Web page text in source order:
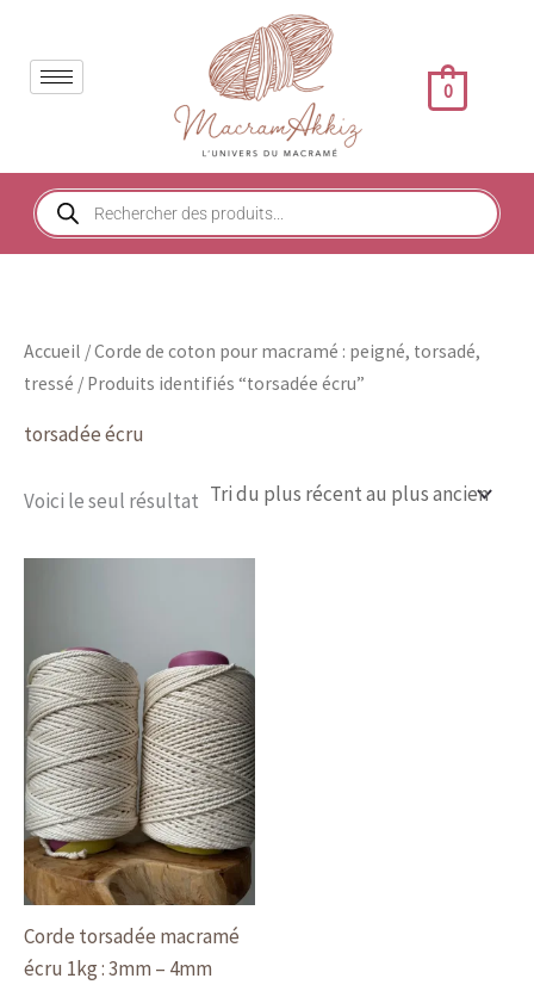
contenu
0
Recherche
de
produits
Accueil /Corde de coton pour macramé : peigné, torsadé,
tressé / Produits identifiés “torsadée écru”
torsadée écru
Voici le seul résultat
Corde torsadée macramé
écru 1kg : 3mm – 4mm